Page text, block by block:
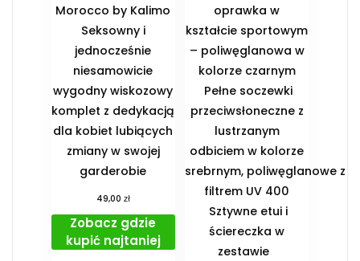
Morocco by Kalimo
Seksowny i
jednocześnie
niesamowicie
wygodny wiskozowy
komplet z dedykacją
dla kobiet lubiących
zmiany w swojej
garderobie
49,00 zł
Zobacz gdzie
kupić najtaniej
oprawka w
kształcie sportowym
– poliwęglanowa w
kolorze czarnym
Pełne soczewki
przeciwsłoneczne z
lustrzanym
odbiciem w kolorze
srebrnym, poliwęglanowe z
filtrem UV 400
Sztywne etui i
ściereczka w
zestawie